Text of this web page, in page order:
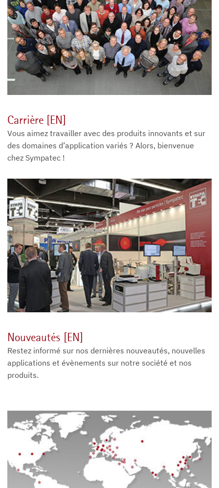
Carrière [EN]
Vous aimez travailler avec des produits innovants et sur
des domaines d’application variés ? Alors, bienvenue
chez Sympatec !
Nouveautés [EN]
Restez informé sur nos dernières nouveautés, nouvelles
applications et évènements sur notre société et nos
produits.